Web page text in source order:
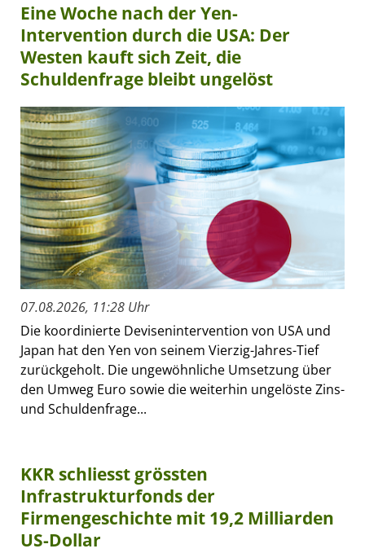
Eine Woche nach der Yen-
Intervention durch die USA: Der
Westen kauft sich Zeit, die
Schuldenfrage bleibt ungelöst
07.08.2026, 11:28 Uhr
Die koordinierte Devisenintervention von USA und
Japan hat den Yen von seinem Vierzig-Jahres-Tief
zurückgeholt. Die ungewöhnliche Umsetzung über
den Umweg Euro sowie die weiterhin ungelöste Zins-
und Schuldenfrage...
KKR schliesst grössten
Infrastrukturfonds der
Firmengeschichte mit 19,2 Milliarden
US-Dollar